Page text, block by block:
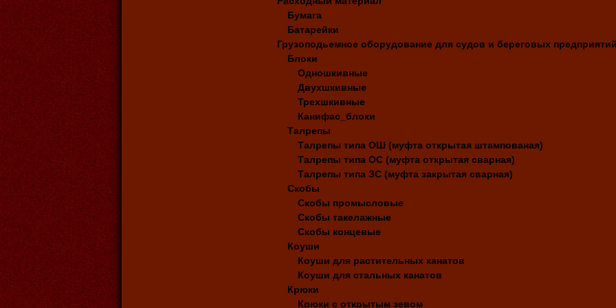
Бумага
Батарейки
Грузоподьемное оборудование для судов и береговых
Блоки
Одношкивные
Двухшкивные
Трехшкивные
Канифас_блоки
Талрепы
Талрепы типа ОШ (муфта открытая штампованая)
Талрепы типа ОС (муфта открытая сварная)
Талрепы типа ЗС (муфта закрытая сварная)
Скобы
Скобы промысловые
Скобы такелажные
Скобы концевые
Коуши
Коуши для растительных канатов
Коуши для стальных канатов
Крюки
Крюки с открытым зевом